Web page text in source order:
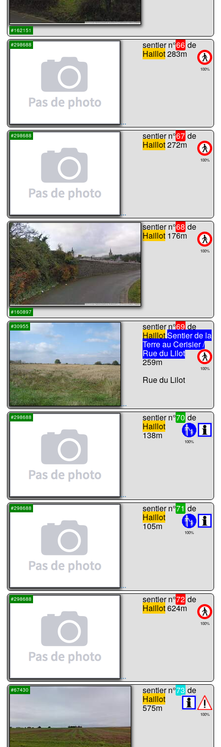
#162151
...
#298688
...
sentier n°66 de
Haillot
100%
283m
#298688
...
sentier n°67 de
Haillot
100%
272m
#160897
...
sentier n°68 de
Haillot
100%
176m
#30955
...
sentier n°69 de
HaillotSentier de la
Terre au Cerisier /
Rue du Lilot
100%
259m
Rue du Lilot
#298688
...
sentier n°70 de
Haillot
100%
138m
#298688
...
sentier n°71 de
Haillot
100%
105m
#298688
...
sentier n°72 de
Haillot
100%
624m
#67430 sentier n°73 de
Haillot
100%
575m